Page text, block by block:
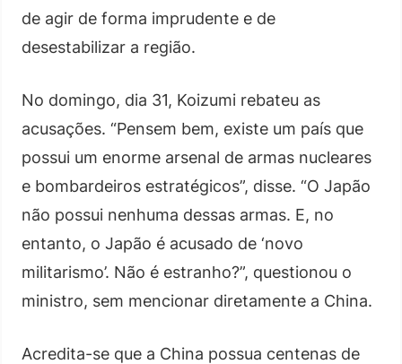
de agir de forma imprudente e de
desestabilizar a região.
No domingo, dia 31, Koizumi rebateu as
acusações. “Pensem bem, existe um país que
possui um enorme arsenal de armas nucleares
e bombardeiros estratégicos”, disse. “O Japão
não possui nenhuma dessas armas. E, no
entanto, o Japão é acusado de ‘novo
militarismo’. Não é estranho?”, questionou o
ministro, sem mencionar diretamente a China.
Acredita-se que a China possua centenas de